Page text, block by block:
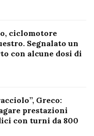
ciclomotore
Segnalato un
con alcune dosi di
Greco:
prestazioni
con turni da 800